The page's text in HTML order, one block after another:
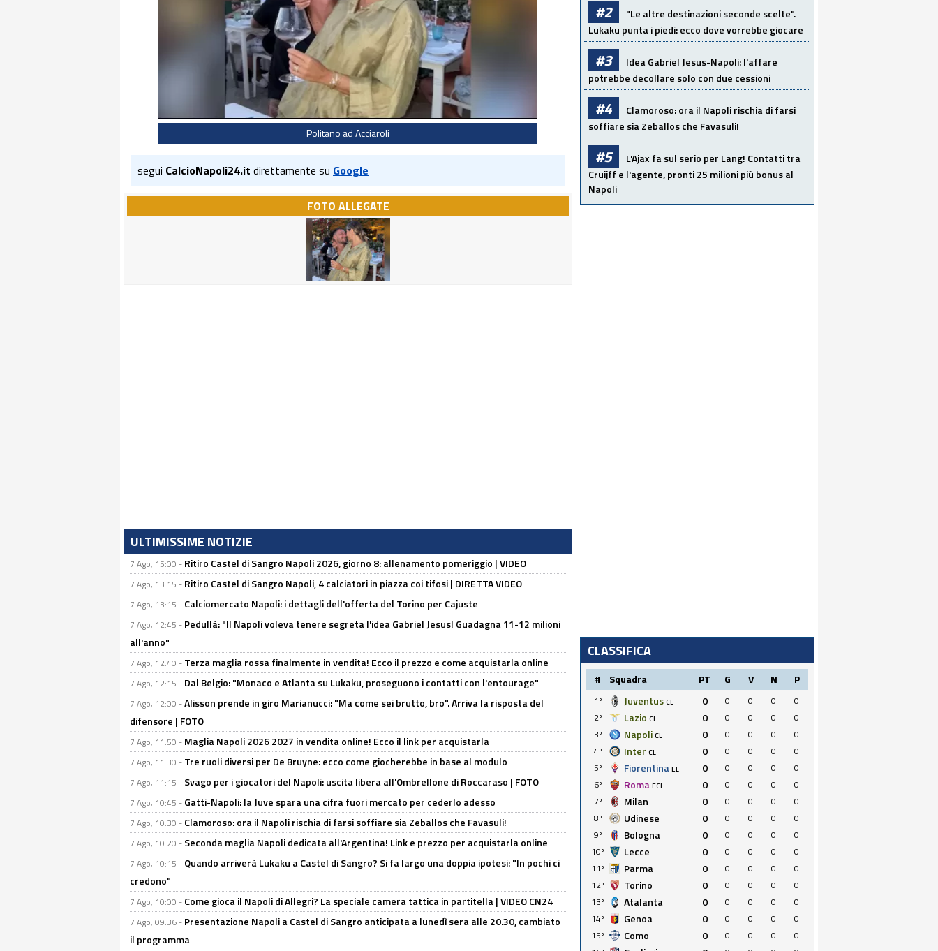
Politano ad Acciaroli
segui CalcioNapoli24.it direttamente su Google
FOTO ALLEGATE
ULTIMISSIME NOTIZIE
7 Ago, 15:00 - Ritiro Castel di Sangro Napoli 2026, giorno 8: allenamento pomeriggio | VIDEO
7 Ago, 13:15 - Ritiro Castel di Sangro Napoli, 4 calciatori in piazza coi tifosi | DIRETTA VIDEO
7 Ago, 13:15 - Calciomercato Napoli: i dettagli dell'offerta del Torino per Cajuste
7 Ago, 12:45 - Pedullà: "Il Napoli voleva tenere segreta l'idea Gabriel Jesus! Guadagna 11-12 milioni
all'anno"
7 Ago, 12:40 - Terza maglia rossa finalmente in vendita! Ecco il prezzo e come acquistarla online
7 Ago, 12:15 - Dal Belgio: "Monaco e Atlanta su Lukaku, proseguono i contatti con l'entourage"
7 Ago, 12:00 -Alisson prende in giro Marianucci: "Ma come sei brutto, bro". Arriva la risposta del
difensore | FOTO
7 Ago, 11:50 - Maglia Napoli 2026 2027 in vendita online! Ecco il link per acquistarla
7 Ago, 11:30 - Tre ruoli diversi per De Bruyne: ecco come giocherebbe in base al modulo
7 Ago, 11:15 - Svago per i giocatori del Napoli: uscita libera all'Ombrellone di Roccaraso | FOTO
7 Ago, 10:45 - Gatti-Napoli: la Juve spara una cifra fuori mercato per cederlo adesso
7 Ago, 10:30 - Clamoroso: ora il Napoli rischia di farsi soffiare sia Zeballos che Favasuli!
7 Ago, 10:20 - Seconda maglia Napoli dedicata all'Argentina! Link e prezzo per acquistarla online
7 Ago, 10:15 - Quando arriverà Lukaku a Castel di Sangro? Si fa largo una doppia ipotesi: "In pochi ci
credono"
7 Ago, 10:00 - Come gioca il Napoli di Allegri? La speciale camera tattica in partitella | VIDEO CN24
7 Ago, 09:36 - Presentazione Napoli a Castel di Sangro anticipata a lunedì sera alle 20.30, cambiato
il programma
#2
"Le altre destinazioni seconde scelte".
Lukaku punta i piedi: ecco dove vorrebbe giocare
#3
Idea Gabriel Jesus-Napoli: l'affare
potrebbe decollare solo con due cessioni
#4
Clamoroso: ora il Napoli rischia di farsi
soffiare sia Zeballos che Favasuli!
#5
L'Ajax fa sul serio per Lang! Contatti tra
Cruijff e l'agente, pronti 25 milioni più bonus al
Napoli
CLASSIFICA
# Squadra PT G V N P
1º Juventus CL 0 0 0 0
0
2º
Lazio CL 0 0 0 0
0
3º
Napoli CL 0 0 0 0
0
4º
Inter CL 0 0 0 0
0
5º
Fiorentina EL 0 0 0 0
0
6º
Roma ECL 0 0 0 0
0
7º
Milan 0 0 0 0
0
8º
Udinese 0 0 0 0
0
9º
Bologna 0 0 0 0
0
10º
Lecce 0 0 0 0
0
11º
Parma 0 0 0 0
0
12º
Torino 0 0 0 0
0
13º
Atalanta 0 0 0 0
0
14º
Genoa 0 0 0 0
0
15º
Como 0 0 0 0
0